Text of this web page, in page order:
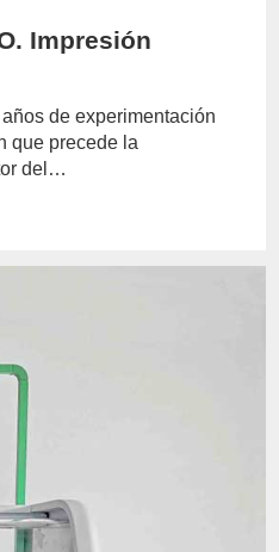
Impresión
de experimentación
que precede la
del…